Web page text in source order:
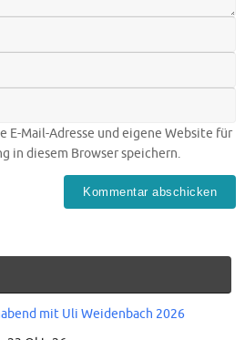
E-Mail-Adresse und eigene Website für
in diesem Browser speichern.
mit Uli Weidenbach 2026